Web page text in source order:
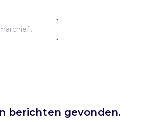
berichten gevonden.